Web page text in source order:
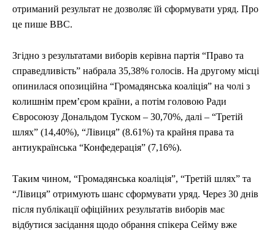
отриманий результат не дозволяє їй сформувати уряд. Про
це пише ВВС.
Згідно з результатами виборів керівна партія “Право та
справедливість” набрала 35,38% голосів. На другому місці
опинилася опозиційна “Громадянська коаліція” на чолі з
колишнім прем’єром країни, а потім головою Ради
Євросоюзу Дональдом Туском – 30,70%, далі – “Третій
шлях” (14,40%), “Лівиця” (8.61%) та крайня права та
антиукраїнська “Конфедерація” (7,16%).
Таким чином, “Громадянська коаліція”, “Третій шлях” та
“Лівиця” отримують шанс сформувати уряд. Через 30 днів
після публікації офіційних результатів виборів має
відбутися засідання щодо обрання спікера Сейму вже